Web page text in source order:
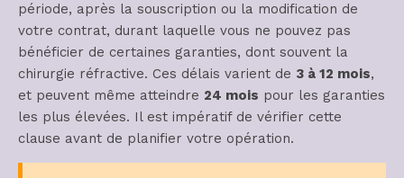
période, après la souscription ou la modification de
votre contrat, durant laquelle vous ne pouvez pas
bénéficier de certaines garanties, dont souvent la
chirurgie réfractive. Ces délais varient de 3 à 12 mois,
et peuvent même atteindre 24 mois pour les garanties
les plus élevées. Il est impératif de vérifier cette
clause avant de planifier votre opération.